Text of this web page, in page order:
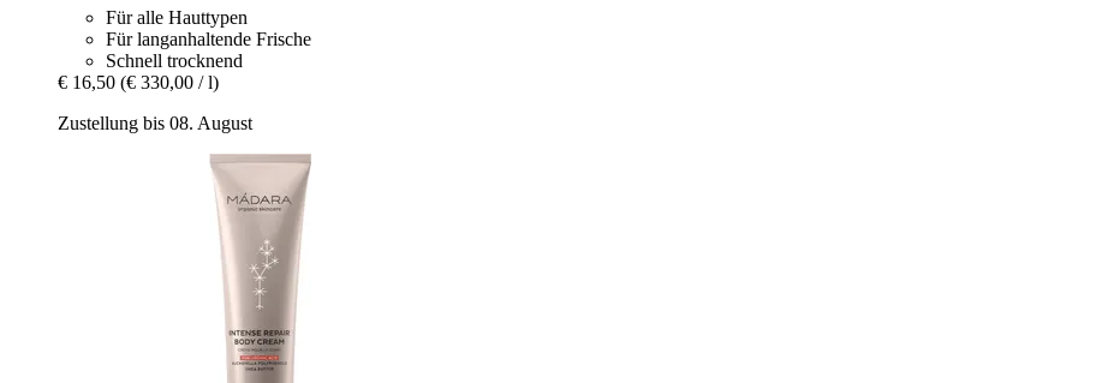
Für alle Hauttypen
Für langanhaltende Frische
Schnell trocknend
€ 16,50 (€ 330,00 / l)
Zustellung bis 08. August